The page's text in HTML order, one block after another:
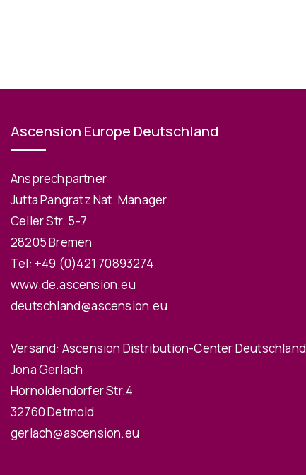
Ascension Europe Deutschland
Ansprechpartner
Jutta Pangratz Nat. Manager
Celler Str. 5-7
28205 Bremen
Tel: +49 (0)421 70893274
www.de.ascension.eu
deutschland@ascension.eu
Versand: Ascension Distribution-Center Deutschland
Jona Gerlach
Hornoldendorfer Str.4
32760 Detmold
gerlach@ascension.eu